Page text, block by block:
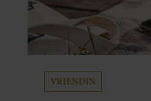
VRIENDIN